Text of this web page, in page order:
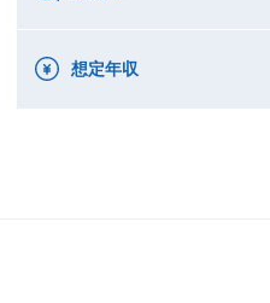
想定年収